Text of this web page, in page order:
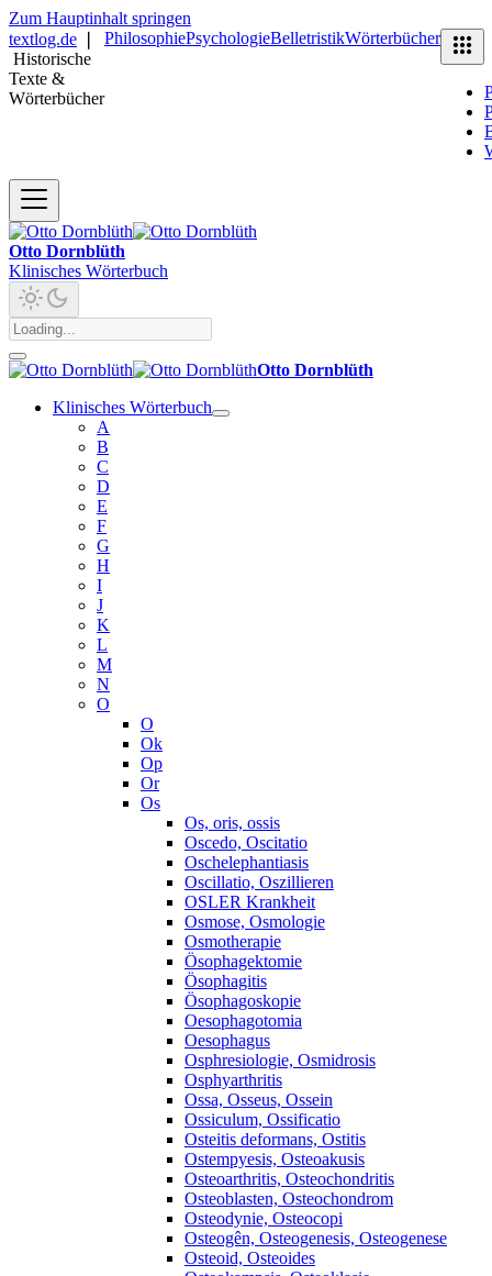
Zum Hauptinhalt springen
textlog.de
Historische
Texte &
Wörterbücher
PhilosophiePsychologieBelletristikWörterbücher
Otto Dornblüth
Klinisches Wörterbuch
Otto Dornblüth
Klinisches Wörterbuch
A
B
C
D
E
F
G
H
I
J
K
L
M
N
O
O
Ok
Op
Or
Os
Os, oris, ossis
Oscedo, Oscitatio
Oschelephantiasis
Oscillatio, Oszillieren
OSLER Krankheit
Osmose, Osmologie
Osmotherapie
Ösophagektomie
Ösophagitis
Ösophagoskopie
Oesophagotomia
Oesophagus
Osphresiologie, Osmidrosis
Osphyarthritis
Ossa, Osseus, Ossein
Ossiculum, Ossificatio
Osteitis deformans, Ostitis
Ostempyesis, Osteoakusis
Osteoarthritis, Osteochondritis
Osteoblasten, Osteochondrom
Osteodynie, Osteocopi
Osteogên, Osteogenesis, Osteogenese
Osteoid, Osteoides